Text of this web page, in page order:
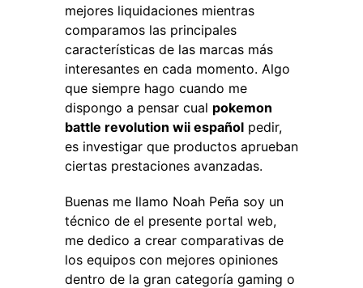
mejores liquidaciones mientras
comparamos las principales
características de las marcas más
interesantes en cada momento. Algo
que siempre hago cuando me
dispongo a pensar cual pokemon
battle revolution wii español pedir,
es investigar que productos aprueban
ciertas prestaciones avanzadas.
Buenas me llamo Noah Peña soy un
técnico de el presente portal web,
me dedico a crear comparativas de
los equipos con mejores opiniones
dentro de la gran categoría gaming o